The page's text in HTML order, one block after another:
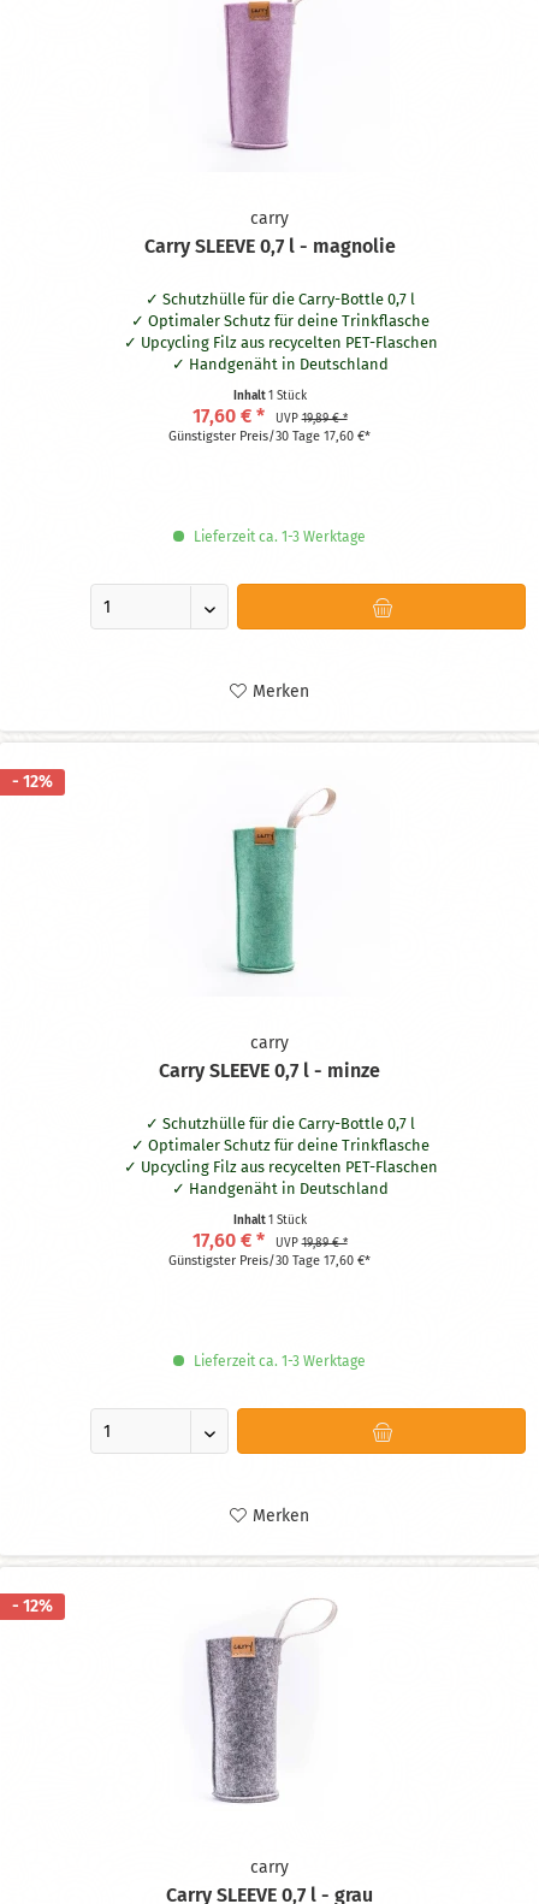
carry
Carry SLEEVE 0,7 l - magnolie
Schutzhülle für die Carry-Bottle 0,7 l
Optimaler Schutz für deine Trinkflasche
Upcycling Filz aus recycelten PET-Flaschen
Handgenäht in Deutschland
Waschbar bei 30° Grad
Praktische Schlaufe aus naturbelassener Baumwolle
Hält dein Getränk bis zu zwei Stunden länger kalt oder warm
Inhalt1 Stück
17,60 € * UVP19,89 € *
Günstigster Preis/30 Tage 17,60 €*
Lieferzeit ca. 1-3 Werktage
Merken
- 12%
carry
Carry SLEEVE 0,7 l - minze
Schutzhülle für die Carry-Bottle 0,7 l
Optimaler Schutz für deine Trinkflasche
Upcycling Filz aus recycelten PET-Flaschen
Handgenäht in Deutschland
Waschbar bei 30° Grad
Praktische Schlaufe aus naturbelassener Baumwolle
Hält dein Getränk bis zu zwei Stunden länger kalt oder warm
Inhalt1 Stück
17,60 € * UVP19,89 € *
Günstigster Preis/30 Tage 17,60 €*
Lieferzeit ca. 1-3 Werktage
Merken
- 12%
carry
Carry SLEEVE 0,7 l - grau